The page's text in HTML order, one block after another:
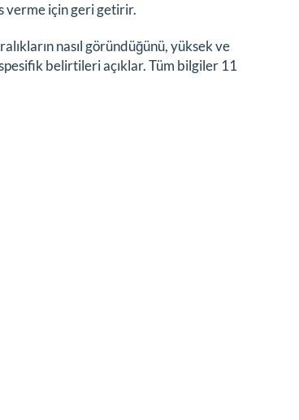
verme için geri getirir.
nasıl göründüğünü, yüksek ve
belirtileri açıklar. Tüm bilgiler 11